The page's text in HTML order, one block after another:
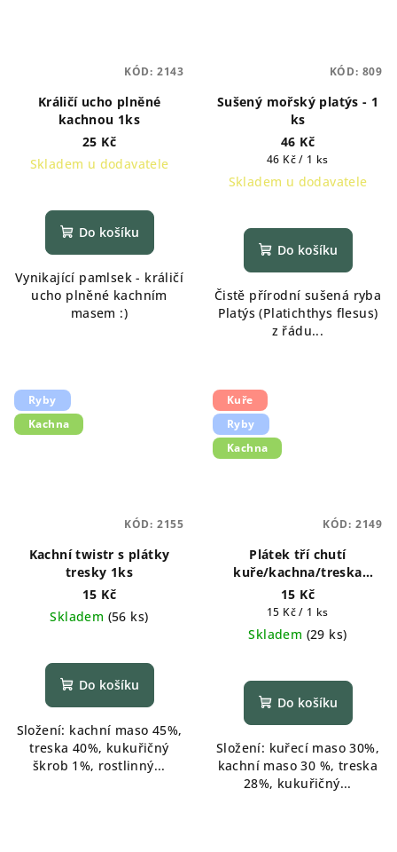
Králičí ucho plněné
kachnou 1ks
25 Kč
Skladem u dodavatele
Do košíku
Vynikající pamlsek - králičí
ucho plněné kachním
masem :)
KÓD: 2143
Sušený mořský platýs - 1
ks
46 Kč
Měrná
cena:
46 Kč / 1 ks
Skladem u dodavatele
hodnocení
produktu
z
5
hvězdiček.
Do košíku
Čistě přírodní sušená ryba
Platýs (Platichthys flesus)
z řádu...
KÓD: 809
Ryby
Kachna
Kachní twistr s plátky
tresky 1ks
15 Kč
Skladem (56 ks)
hodnocení
produktu
z
5
hvězdiček.
Do košíku
Složení: kachní maso 45%,
treska 40%, kukuřičný
škrob 1%, rostlinný...
KÓD: 2155
Kuře
Ryby
Kachna
Plátek tří chutí
kuře/kachna/treska
měkké 1ks
15 Kč
Měrná
cena:
15 Kč / 1 ks
Skladem (29 ks)
Do košíku
Složení: kuřecí maso 30%,
kachní maso 30 %, treska
28%, kukuřičný...
KÓD: 2149